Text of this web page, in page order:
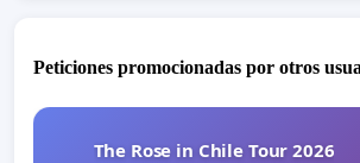
Peticiones promocionadas por otros
The Rose in Chile Tour 2026